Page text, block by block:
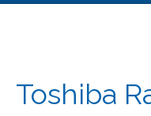
Toshiba